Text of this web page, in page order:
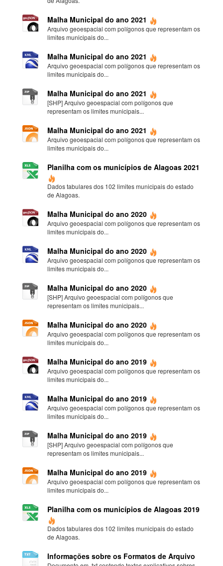
Malha Municipal do ano 2021
Arquivo geoespacial com polígonos que representam os
limites municipais do...
Malha Municipal do ano 2021
Arquivo geoespacial com polígonos que representam os
limites municipais do...
Malha Municipal do ano 2021
[SHP] Arquivo geoespacial com polígonos que
representam os limites municipais...
Malha Municipal do ano 2021
Arquivo geoespacial com polígonos que representam os
limites municipais do...
Planilha com os municípios de Alagoas 2021
Dados tabulares dos 102 limites municipais do estado
de Alagoas.
Malha Municipal do ano 2020
Arquivo geoespacial com polígonos que representam os
limites municipais do...
Malha Municipal do ano 2020
Arquivo geoespacial com polígonos que representam os
limites municipais do...
Malha Municipal do ano 2020
[SHP] Arquivo geoespacial com polígonos que
representam os limites municipais...
Malha Municipal do ano 2020
Arquivo geoespacial com polígonos que representam os
limites municipais do...
Malha Municipal do ano 2019
Arquivo geoespacial com polígonos que representam os
limites municipais do...
Malha Municipal do ano 2019
Arquivo geoespacial com polígonos que representam os
limites municipais do...
Malha Municipal do ano 2019
[SHP] Arquivo geoespacial com polígonos que
representam os limites municipais...
Malha Municipal do ano 2019
Arquivo geoespacial com polígonos que representam os
limites municipais do...
Planilha com os municípios de Alagoas 2019
Dados tabulares dos 102 limites municipais do estado
de Alagoas.
Informações sobre os Formatos de Arquivo